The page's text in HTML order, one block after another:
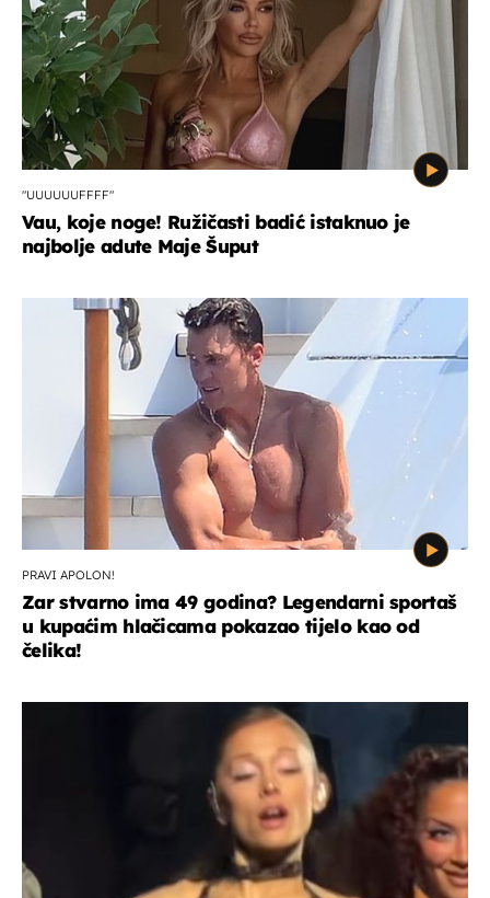
"UUUUUUFFFF"
Vau, koje noge! Ružičasti badić istaknuo je
najbolje adute Maje Šuput
PRAVI APOLON!
Zar stvarno ima 49 godina? Legendarni sportaš
u kupaćim hlačicama pokazao tijelo kao od
čelika!